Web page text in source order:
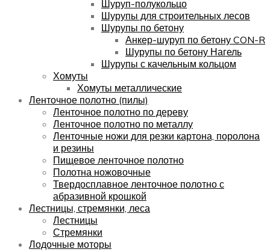
Шуруп-полукольцо
Шурупы для строительных лесов
Шурупы по бетону
Анкер-шуруп по бетону CON-R
Шурупы по бетону Нагель
Шурупы с качельным кольцом
Хомуты
Хомуты металлические
Ленточное полотно (пилы)
Ленточное полотно по дереву
Ленточное полотно по металлу
Ленточные ножи для резки картона, поролона
и резины
Пищевое ленточное полотно
Полотна ножовочные
Твердосплавное ленточное полотно с
абразивной крошкой
Лестницы, стремянки, леса
Лестницы
Стремянки
Лодочные моторы